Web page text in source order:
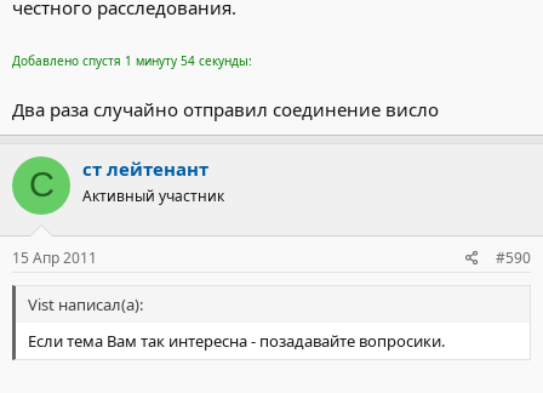
честного расследования.
Добавлено спустя 1 минуту 54 секунды:
Два раза случайно отправил соединение висло
С ст лейтенант
Активный участник
15 Апр 2011 #590
Vist написал(а):
Если тема Вам так интересна - позадавайте вопросики.